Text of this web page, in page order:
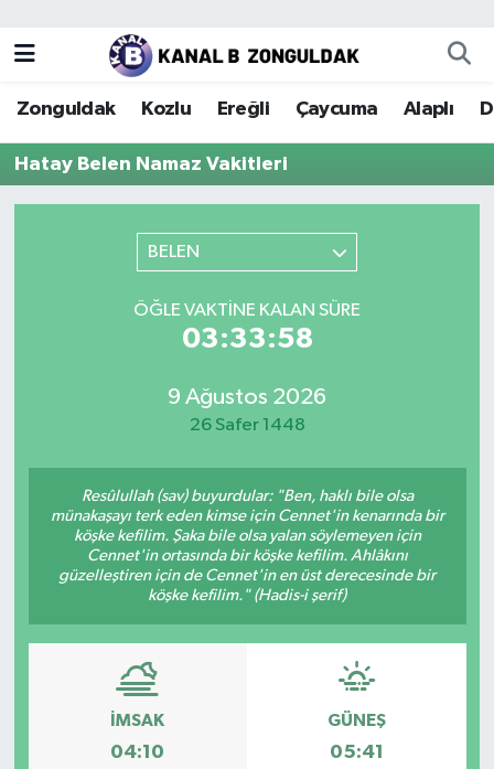
Zonguldak Kozlu Ereğli Çaycuma Alaplı
Hatay Belen Namaz Vakitleri
BELEN
ÖĞLE VAKTINE KALAN SÜRE
03:33:58
9 Ağustos 2026
26 Safer 1448
Resûlullah (sav) buyurdular: "Ben, haklı bile olsa
münakaşayı terk eden kimse için Cennet'in kenarında bir
köşke kefilim. Şaka bile olsa yalan söylemeyen için
Cennet'in ortasında bir köşke kefilim. Ahlâkını
güzelleştiren için de Cennet'in en üst derecesinde bir
köşke kefilim." (Hadis-i şerif)
İMSAK
04:10
GÜNEŞ
05:41
Zonguldak
Kozlu
Karabük
Spor
Ulusal
Zonguldak Nöbetçi Eczaneler
Zonguldak Hava Durumu
Puan Durumu ve Fikstür
Tüm Manşetler